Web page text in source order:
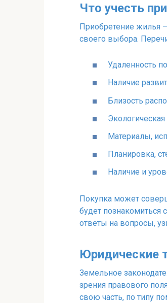
Что учесть
Приобретение жилья
своего выбора.
Удаленность
Наличие
Близость
Материалы,
Планировка,
Наличие и
Покупка может
будет познакомиться
ответы на вопросы,
Юридические
Земельное
зрения правового
свою часть, по типу